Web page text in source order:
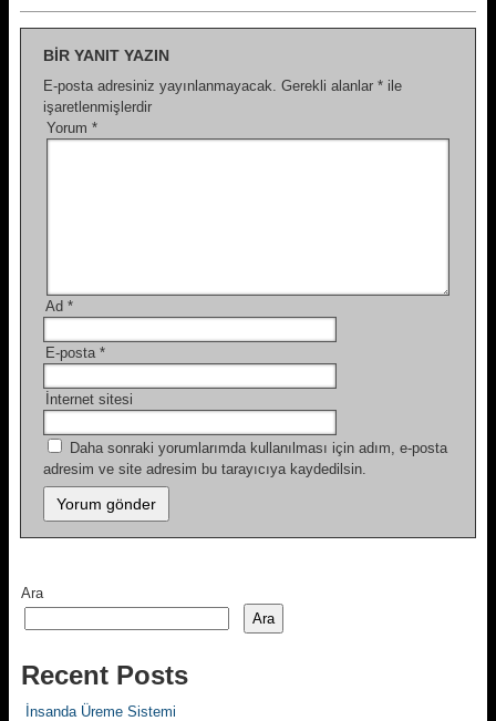
BIR YANIT YAZIN
E-posta adresiniz yayınlanmayacak. Gerekli alanlar * ile
işaretlenmişlerdir
Yorum *
Ad *
E-posta *
İnternet sitesi
Daha sonraki yorumlarımda kullanılması için adım, e-posta
adresim ve site adresim bu tarayıcıya kaydedilsin.
Ara
Ara
Recent Posts
İnsanda Üreme Sistemi